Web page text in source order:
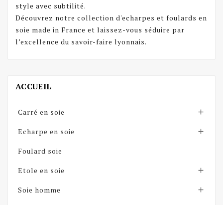
style avec subtilité.
Découvrez notre collection d'echarpes et foulards en
soie made in France et laissez-vous séduire par
l’excellence du savoir-faire lyonnais.
ACCUEIL
Carré en soie 
Echarpe en soie 
Foulard soie
Etole en soie 
Soie homme 